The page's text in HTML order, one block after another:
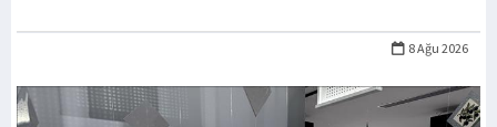
8 Ağu 2026